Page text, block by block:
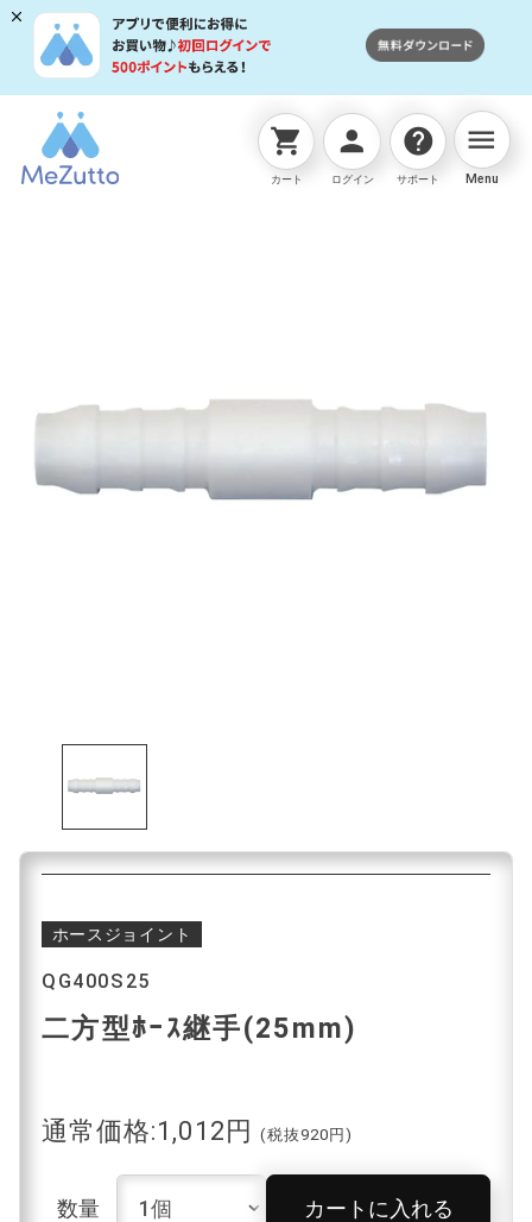
shopping_cart
カート
person
ログイン
help
サポート
menu
Menu
ネットストアTOP ホースジョイント 二方型ﾎｰｽ継手
ホースジョイント
QG400S25
二方型ﾎｰｽ継手(25mm)
通常価格:1,012円 (税抜920円)
数量 カートに入れる